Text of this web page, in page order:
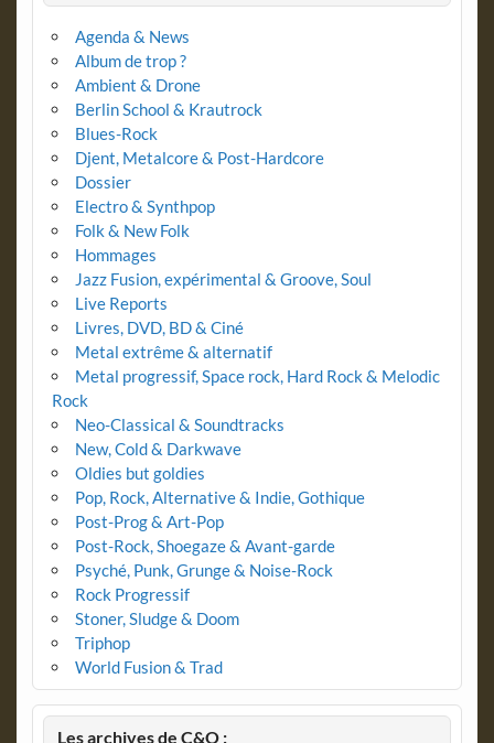
Agenda & News
Album de trop ?
Ambient & Drone
Berlin School & Krautrock
Blues-Rock
Djent, Metalcore & Post-Hardcore
Dossier
Electro & Synthpop
Folk & New Folk
Hommages
Jazz Fusion, expérimental & Groove, Soul
Live Reports
Livres, DVD, BD & Ciné
Metal extrême & alternatif
Metal progressif, Space rock, Hard Rock & Melodic
Rock
Neo-Classical & Soundtracks
New, Cold & Darkwave
Oldies but goldies
Pop, Rock, Alternative & Indie, Gothique
Post-Prog & Art-Pop
Post-Rock, Shoegaze & Avant-garde
Psyché, Punk, Grunge & Noise-Rock
Rock Progressif
Stoner, Sludge & Doom
Triphop
World Fusion & Trad
Les archives de C&O :